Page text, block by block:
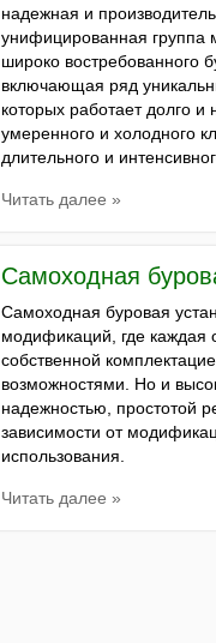
надежная и
унифицированная группа
широко востребованного
включающая ряд
которых работает долго
умеренного и холодного
длительного и
Читать далее »
Самоходная
Самоходная буровая
модификаций, где каждая
собственной
возможностями. Но и
надежностью, простотой
зависимости от
использования.
Читать далее »